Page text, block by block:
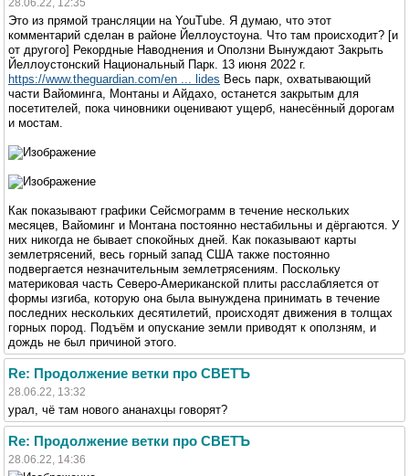
Это из прямой трансляции на YouTube. Я думаю, что этот
комментарий сделан в районе Йеллоустоуна. Что там происходит? [и
от другого] Рекордные Наводнения и Оползни Вынуждают Закрыть
Йеллоустонский Национальный Парк. 13 июня 2022 г.
https://www.theguardian.com/en ... lides Весь парк, охватывающий
части Вайоминга, Монтаны и Айдахо, останется закрытым для
посетителей, пока чиновники оценивают ущерб, нанесённый дорогам
и мостам.
Как показывают графики Сейсмограмм в течение нескольких
месяцев, Вайоминг и Монтана постоянно нестабильны и дёргаются. У
них никогда не бывает спокойных дней. Как показывают карты
землетрясений, весь горный запад США также постоянно
подвергается незначительным землетрясениям. Поскольку
материковая часть Северо-Американской плиты расслабляется от
формы изгиба, которую она была вынуждена принимать в течение
последних нескольких десятилетий, происходят движения в толщах
горных пород. Подъём и опускание земли приводят к оползням, и
дождь не был причиной этого.
Re: Продолжение ветки про СВЕТЪ
28.06.22, 13:32
урал, чё там нового ананахцы говорят?
Re: Продолжение ветки про СВЕТЪ
28.06.22, 14:36